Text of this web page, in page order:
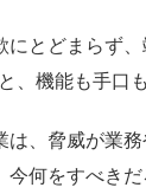
とどまらず
、機能も手口
、脅威が業
何をすべき